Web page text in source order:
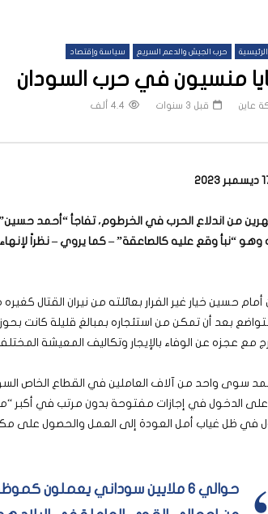
الرئيسية حرب الجيش والدعم السريع سياسة وإقتصاد
منسيون في حرب السودان
عاين قبل 3 سنوات 4.4 ألف
من اندلاع الحرب في الخرطوم، تفاجأ “أحمد
“نبأ وقع عليه كالصاعقة” – كما يروي – نظراً
حسين خيار غير الفرار بعائلته من نيران القتال
بعد أن تمكن من استئجاره بمبالغ قليلة كانت
مع عجزه عن الوفاء بالإيجار وتكاليف المعيشة
سوى واحد من آلاف العاملين في القطاع الخاص
الدخول في إجازات مفتوحة بدون مرتب في أكبر
في ظل غياب أمل العودة إلى العمل والحصول على